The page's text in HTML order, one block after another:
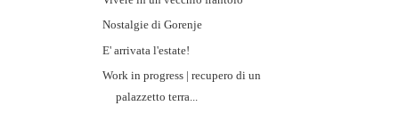
Nostalgie di Gorenje
E' arrivata l'estate!
Work in progress | recupero di un
palazzetto terra...